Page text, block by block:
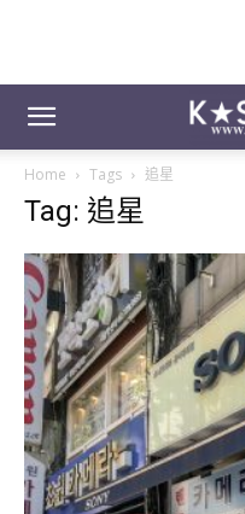
Home Tags 追星
Tag: 追星